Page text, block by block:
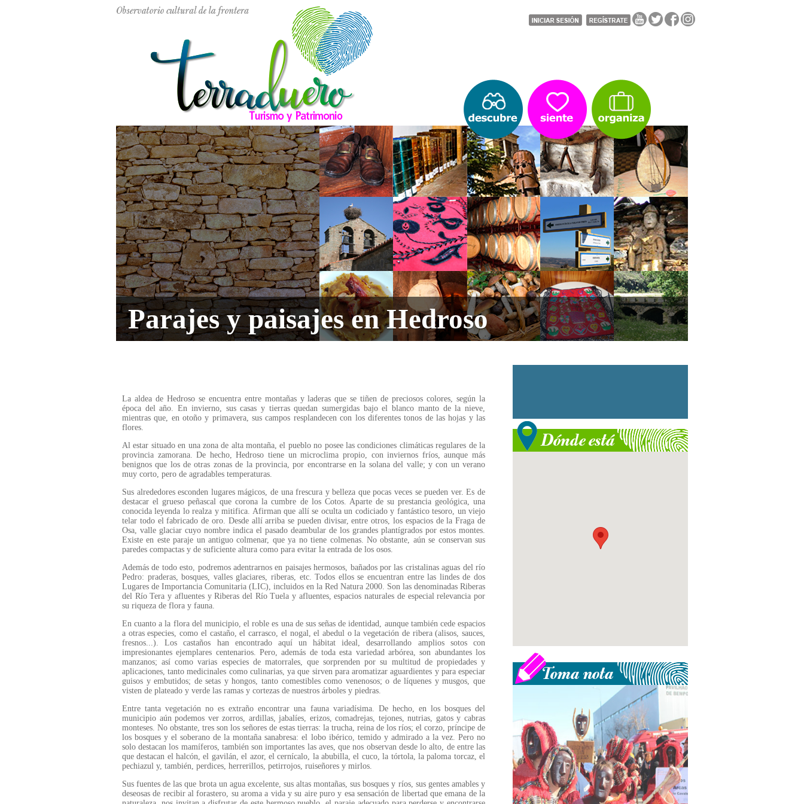
Parajes y paisajes en Hedroso
La aldea de Hedroso se encuentra entre montañas y laderas que se tiñen de preciosos colores, según la
época del año. En invierno, sus casas y tierras quedan sumergidas bajo el blanco manto de la nieve,
mientras que, en otoño y primavera, sus campos resplandecen con los diferentes tonos de las hojas y las
flores.
Al estar situado en una zona de alta montaña, el pueblo no posee las condiciones climáticas regulares de la
provincia zamorana. De hecho, Hedroso tiene un microclima propio, con inviernos fríos, aunque más
benignos que los de otras zonas de la provincia, por encontrarse en la solana del valle; y con un verano
muy corto, pero de agradables temperaturas.
Sus alrededores esconden lugares mágicos, de una frescura y belleza que pocas veces se pueden ver. Es de
destacar el grueso peñascal que corona la cumbre de los Cotos. Aparte de su prestancia geológica, una
conocida leyenda lo realza y mitifica. Afirman que allí se oculta un codiciado y fantástico tesoro, un viejo
telar todo el fabricado de oro. Desde allí arriba se pueden divisar, entre otros, los espacios de la Fraga de
Osa, valle glaciar cuyo nombre indica el pasado deambular de los grandes plantígrados por estos montes.
Existe en este paraje un antiguo colmenar, que ya no tiene colmenas. No obstante, aún se conservan sus
paredes compactas y de suficiente altura como para evitar la entrada de los osos.
Además de todo esto, podremos adentrarnos en paisajes hermosos, bañados por las cristalinas aguas del río
Pedro: praderas, bosques, valles glaciares, riberas, etc. Todos ellos se encuentran entre las lindes de dos
Lugares de Importancia Comunitaria (LIC), incluidos en la Red Natura 2000. Son las denominadas Riberas
del Río Tera y afluentes y Riberas del Río Tuela y afluentes, espacios naturales de especial relevancia por
su riqueza de flora y fauna.
En cuanto a la flora del municipio, el roble es una de sus señas de identidad, aunque también cede espacios
a otras especies, como el castaño, el carrasco, el nogal, el abedul o la vegetación de ribera (alisos, sauces,
fresnos...). Los castaños han encontrado aquí un hábitat ideal, desarrollando amplios sotos con
impresionantes ejemplares centenarios. Pero, además de toda esta variedad arbórea, son abundantes los
manzanos; así como varias especies de matorrales, que sorprenden por su multitud de propiedades y
aplicaciones, tanto medicinales como culinarias, ya que sirven para aromatizar aguardientes y para especiar
guisos y embutidos; de setas y hongos, tanto comestibles como venenosos; o de líquenes y musgos, que
visten de plateado y verde las ramas y cortezas de nuestros árboles y piedras.
Entre tanta vegetación no es extraño encontrar una fauna variadísima. De hecho, en los bosques del
municipio aún podemos ver zorros, ardillas, jabalíes, erizos, comadrejas, tejones, nutrias, gatos y cabras
monteses. No obstante, tres son los señores de estas tierras: la trucha, reina de los ríos; el corzo, príncipe de
los bosques y el soberano de la montaña sanabresa: el lobo ibérico, temido y admirado a la vez. Pero no
solo destacan los mamíferos, también son importantes las aves, que nos observan desde lo alto, de entre las
que destacan el halcón, el gavilán, el azor, el cernícalo, la abubilla, el cuco, la tórtola, la paloma torcaz, el
pechiazul y, también, perdices, herrerillos, petirrojos, ruiseñores y mirlos.
Sus fuentes de las que brota un agua excelente, sus altas montañas, sus bosques y ríos, sus gentes amables y
deseosas de recibir al forastero, su aroma a vida y su aire puro y esa sensación de libertad que emana de la